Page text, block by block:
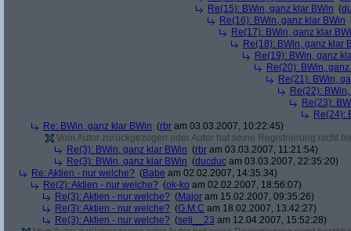
Re(15): BWin, ganz klar BWin (
Re(16): BWin, ganz klar BWin
Re(17): BWin, ganz klar
Re(18): BWin, ganz klar
Re(19): BWin, ganz
Re(20): BWin,
Re(21): BWin,
Re(22):
Re(23):
Re(24):
Re: BWin, ganz klar BWin (rbr am 03.03.2007, 10:22:45)
Vom Autor zurückgezogen oder Autor hat seine Registrierung nicht
Re(3): BWin, ganz klar BWin (rbr am 03.03.2007, 11:21:54)
Re(3): BWin, ganz klar BWin (ducduc am 03.03.2007, 22:35:20)
Re: Aktien - nur welche? (Babe am 02.02.2007, 14:35:34)
Re(2): Aktien - nur welche? (ok-ko am 02.02.2007, 18:56:07)
Re(3): Aktien - nur welche? (Major am 15.02.2007, 09:35:26)
Re(3): Aktien - nur welche? (G.M.C am 18.02.2007, 13:42:27)
Re(3): Aktien - nur welche? (seti__23 am 12.04.2007, 15:52:28)